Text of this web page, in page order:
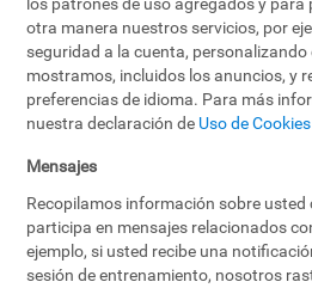
otra manera nuestros servicios, por
seguridad a la cuenta, personalizando
mostramos, incluidos los anuncios, y
preferencias de idioma. Para más
nuestra declaración de Uso de Cookies
Mensajes
Recopilamos información sobre usted
participa en mensajes relacionados
ejemplo, si usted recibe una
sesión de entrenamiento, nosotros